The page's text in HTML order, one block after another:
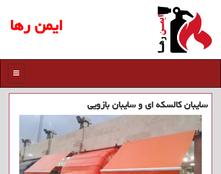
ایمن رها
منو
سایبان كالسكه ای و سایبان بازویی